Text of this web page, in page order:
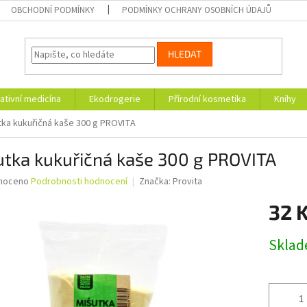
OBCHODNÍ PODMÍNKY PODMÍNKY OCHRANY OSOBNÍCH ÚDAJŮ
HLEDAT
medicína Ekodrogerie Přírodní kosmetika Knihy
kukuřičná kaše 300 g PROVITA
kukuřičná kaše 300 g PROVITA
Podrobnosti hodnocení Značka: Provita
32
cena: